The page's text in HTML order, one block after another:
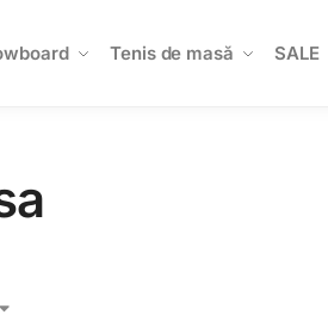
Tenis de masă SALE